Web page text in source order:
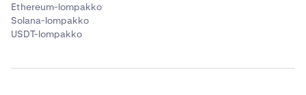
Ethereum-lompakko
Solana-lompakko
USDT-lompakko